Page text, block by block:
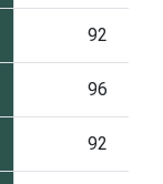
92
96
92